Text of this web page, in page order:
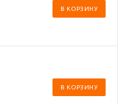
В КОРЗИНУ
В КОРЗИНУ